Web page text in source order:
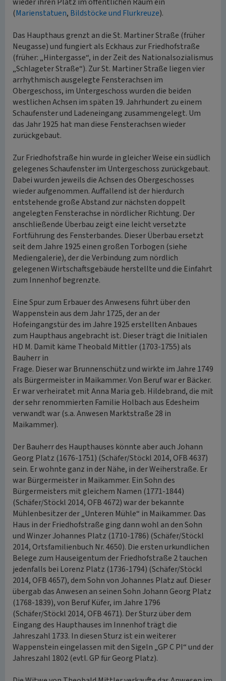
(Marienstatuen, Bildstöcke und Flurkreuze).
Das Haupthaus grenzt an die St. Martiner Straße (früher
Neugasse) und fungiert als Eckhaus zur Friedhofstraße
(früher: „Hintergasse“, in der Zeit des Nationalsozialismus
„Schlageter Straße“). Zur St. Martiner Straße liegen vier
arrhythmisch ausgelegte Fensterachsen im
Obergeschoss, im Untergeschoss wurden die beiden
westlichen Achsen im späten 19. Jahrhundert zu einem
Schaufenster und Ladeneingang zusammengelegt. Um
das Jahr 1925 hat man diese Fensterachsen wieder
zurückgebaut.
Zur Friedhofstraße hin wurde in gleicher Weise ein südlich
gelegenes Schaufenster im Untergeschoss zurückgebaut.
Dabei wurden jeweils die Achsen des Obergeschosses
wieder aufgenommen. Auffallend ist der hierdurch
entstehende große Abstand zur nächsten doppelt
angelegten Fensterachse in nördlicher Richtung. Der
anschließende Überbau zeigt eine leicht versetzte
Fortführung des Fensterbandes. Dieser Überbau ersetzt
seit dem Jahre 1925 einen großen Torbogen (siehe
Mediengalerie), der die Verbindung zum nördlich
gelegenen Wirtschaftsgebäude herstellte und die Einfahrt
zum Innenhof begrenzte.
Eine Spur zum Erbauer des Anwesens führt über den
Wappenstein aus dem Jahr 1725, der an der
Hofeingangstür des im Jahre 1925 erstellten Anbaues
zum Haupthaus angebracht ist. Dieser trägt die Initialen
HD M. Damit käme Theobald Mittler (1703-1755) als
Bauherr in
Frage. Dieser war Brunnenschütz und wirkte im Jahre 1749
als Bürgermeister in Maikammer. Von Beruf war er Bäcker.
Er war verheiratet mit Anna Maria geb. Hildebrand, die mit
der sehr renommierten Familie Holbach aus Edesheim
verwandt war (s.a. Anwesen Marktstraße 28 in
Maikammer).
Der Bauherr des Haupthauses könnte aber auch Johann
Georg Platz (1676-1751) (Schäfer/Stöckl 2014, OFB 4637)
sein. Er wohnte ganz in der Nähe, in der Weiherstraße. Er
war Bürgermeister in Maikammer. Ein Sohn des
Bürgermeisters mit gleichem Namen (1771-1844)
(Schäfer/Stöckl 2014, OFB 4672) war der bekannte
Mühlenbesitzer der „Unteren Mühle“ in Maikammer. Das
Haus in der Friedhofstraße ging dann wohl an den Sohn
und Winzer Johannes Platz (1710-1786) (Schäfer/Stöckl
2014, Ortsfamilienbuch Nr. 4650). Die ersten urkundlichen
Belege zum Hauseigentum der Friedhofstraße 2 tauchen
jedenfalls bei Lorenz Platz (1736-1794) (Schäfer/Stöckl
2014, OFB 4657), dem Sohn von Johannes Platz auf. Dieser
übergab das Anwesen an seinen Sohn Johann Georg Platz
(1768-1839), von Beruf Küfer, im Jahre 1796
(Schäfer/Stöckl 2014, OFB 4671). Der Sturz über dem
Eingang des Haupthauses im Innenhof trägt die
Jahreszahl 1733. In diesen Sturz ist ein weiterer
Wappenstein eingelassen mit den Sigeln „GP C PI“ und der
Jahreszahl 1802 (evtl. GP für Georg Platz).